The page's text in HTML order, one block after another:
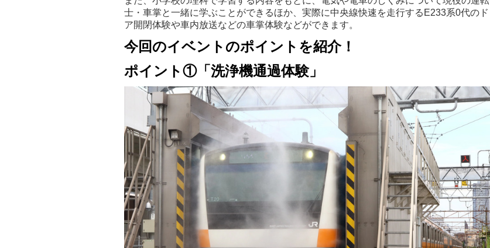
士・車掌と一緒に学ぶことができるほか、実際に中央線快速を走行するE233系0代のド
ア開閉体験や車内放送などの車掌体験などができます。
今回のイベントのポイントを紹介！
ポイント①「洗浄機通過体験」